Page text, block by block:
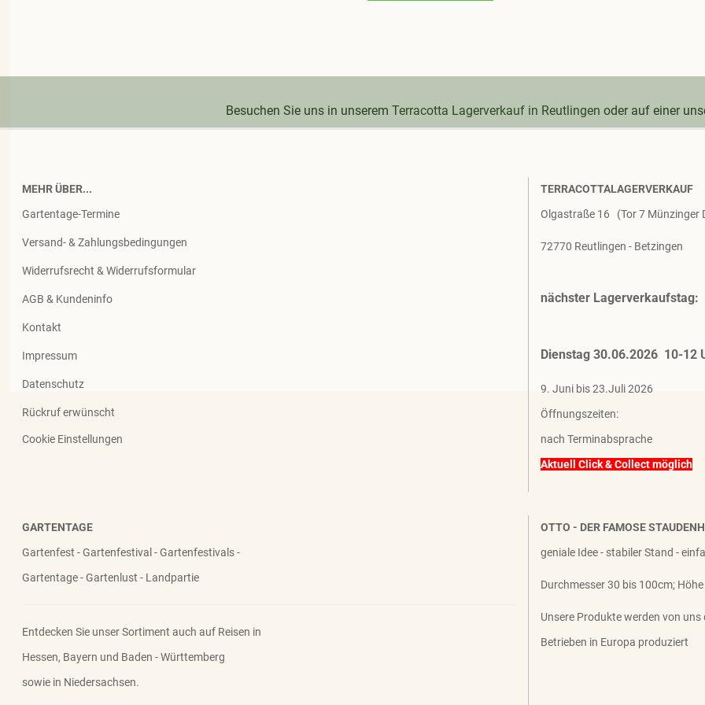
Besuchen Sie uns in unseremTerracotta Lagerverkauf in Reutlingen oder auf einer
MEHR ÜBER...
Gartentage-Termine
Versand- & Zahlungsbedingungen
Widerrufsrecht & Widerrufsformular
AGB & Kundeninfo
Kontakt
Impressum
Datenschutz
Rückruf erwünscht
Cookie Einstellungen
TERRACOTTALAGERVERKAUF
Olgastraße 16 (Tor 7 Münzinger
72770 Reutlingen - Betzingen
nächster Lagerverkaufstag:
Dienstag 30.06.2026 10-12
9. Juni bis 23.Juli 2026
Öffnungszeiten:
nach Terminabsprache
Aktuell Click & Collect möglich
GARTENTAGE
Gartenfest - Gartenfestival - Gartenfestivals -
Gartentage - Gartenlust - Landpartie
Entdecken Sie unser Sortiment auch auf Reisen in
Hessen, Bayern und Baden - Württemberg
sowie in Niedersachsen.
OTTO - DER FAMOSE
geniale Idee - stabiler Stand -
Durchmesser 30 bis 100cm;
Unsere Produkte werden von
Betrieben in Europa produziert